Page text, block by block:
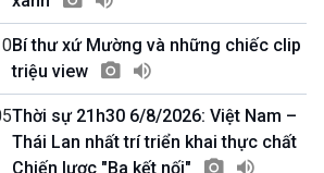
Tâm tình biên giới và hải
Tìm hiểu biển, đảo Việt
Nam
Góc nhìn VOV1
Bình luận
Bí thư xứ Mường và những chiếc clip
triệu view
Thời sự 21h30 6/8/2026: Việt Nam –
Thái Lan nhất trí triển khai thực chất
Chiến lược "Ba kết nối"